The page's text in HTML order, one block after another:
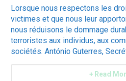
Lorsque nous respectons les
victimes et que nous leur
nous réduisons le dommage
terroristes aux individus, aux
sociétés. António Guterres,
+ Read